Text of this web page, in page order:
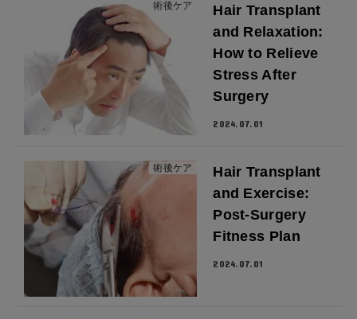
術後ケア
Hair Transplant
and Relaxation:
How to Relieve
Stress After
Surgery
2024.07.01
術後ケア
Hair Transplant
and Exercise:
Post-Surgery
Fitness Plan
2024.07.01